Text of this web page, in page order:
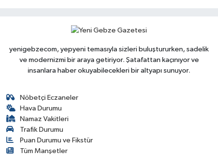
yenigebzecom, yepyeni temasıyla sizleri buluştururken, sadelik
ve modernizmi bir araya getiriyor. Şatafattan kaçınıyor ve
insanlara haber okuyabilecekleri bir altyapı sunuyor.
Nöbetçi Eczaneler
Hava Durumu
Namaz Vakitleri
Trafik Durumu
Puan Durumu ve Fikstür
Tüm Manşetler